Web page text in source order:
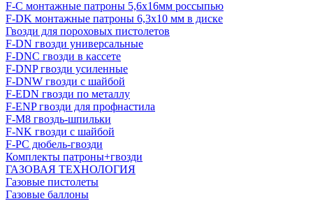
F-C монтажные патроны 5,6х16мм россыпью
F-DK монтажные патроны 6,3х10 мм в диске
Гвозди для пороховых пистолетов
F-DN гвозди универсальные
F-DNC гвозди в кассете
F-DNP гвозди усиленные
F-DNW гвозди с шайбой
F-EDN гвозди по металлу
F-ENP гвозди для профнастила
F-M8 гвоздь-шпильки
F-NK гвозди с шайбой
F-PC дюбель-гвозди
Комплекты патроны+гвозди
ГАЗОВАЯ ТЕХНОЛОГИЯ
Газовые пистолеты
Газовые баллоны